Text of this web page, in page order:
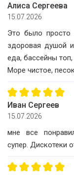
Алиса Сергеева
15.07.2026
Это было просто
здоровая душой и
еда, бассейны
Море чистое,
Иван Сергеев
15.07.2026
мне все
супер. Дискотеки